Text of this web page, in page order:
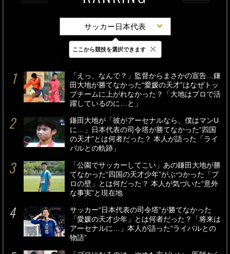
サッカー日本代表
最新 24時間 週間
「えっ、なんで？」監督からまさかの宣告…鎌
田大地が勝てなかった“愛媛の天才”はなぜトッ
プチームに上がれなかった？「大地はプロで活
躍しているのに…と」
鎌田大地が「彼がアーセナルなら、僕はマンU
に…」日本代表の司令塔が勝てなかった“四国
の天才”とは何者だった？ 本人が語った「ライ
バルとの軌跡」
「公園でサッカーしてこい」あの鎌田大地が勝
てなかった“四国の天才少年”がぶつかった「プ
ロの壁」とは何だった？ 本人が気づいた“意外
な事実”と現在地
サッカー“日本代表の司令塔”が勝てなかった
「愛媛の天才少年」とは何者だった？「将来は
アーセナルに…」本人が語った“ライバルとの
物語”
ここから競技を選択できます ×